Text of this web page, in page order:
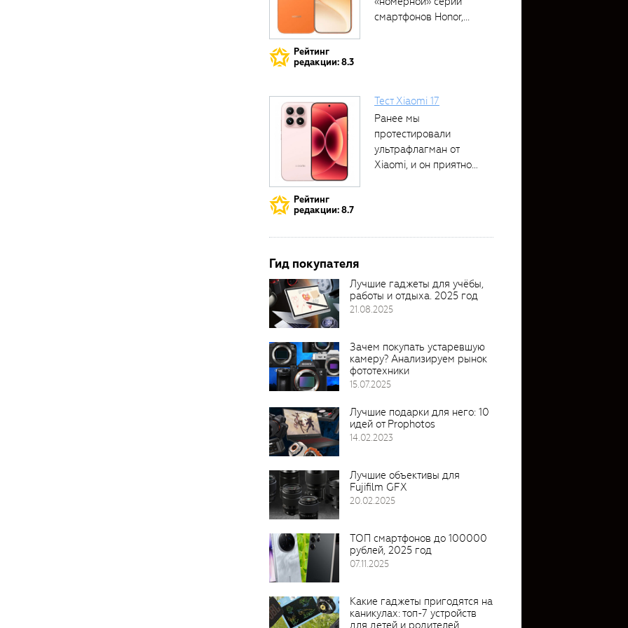
Рейтинг
редакции: 8.3
смартфонов Honor,...
Рейтинг
редакции: 8.7
Тест Xiaomi 17
Ранее мы
протестировали
ультрафлагман от
Xiaomi, и он приятно
Гид покупателя
Лучшие гаджеты для учёбы,
работы и отдыха. 2025 год
21.08.2025
Зачем покупать устаревшую
камеру? Анализируем рынок
фототехники
15.07.2025
Лучшие подарки для него: 10
идей от Prophotos
14.02.2023
Лучшие объективы для
Fujifilm GFX
20.02.2025
ТОП смартфонов до 100000
рублей, 2025 год
07.11.2025
Какие гаджеты пригодятся на
каникулах: топ-7 устройств
для детей и родителей